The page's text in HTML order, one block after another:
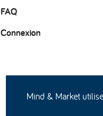
FAQ
Connexion
Mind & Market